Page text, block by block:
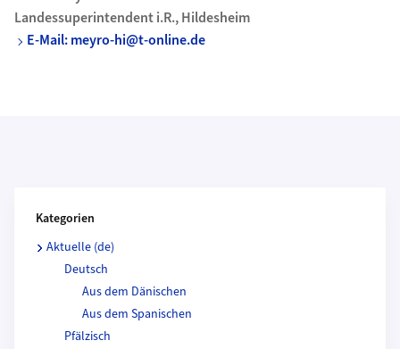
Landessuperintendent i.R., Hildesheim
E-Mail: meyro-hi@t-online.de
Kategorien
Aktuelle (de)
Deutsch
Aus dem Dänischen
Aus dem Spanischen
Pfälzisch